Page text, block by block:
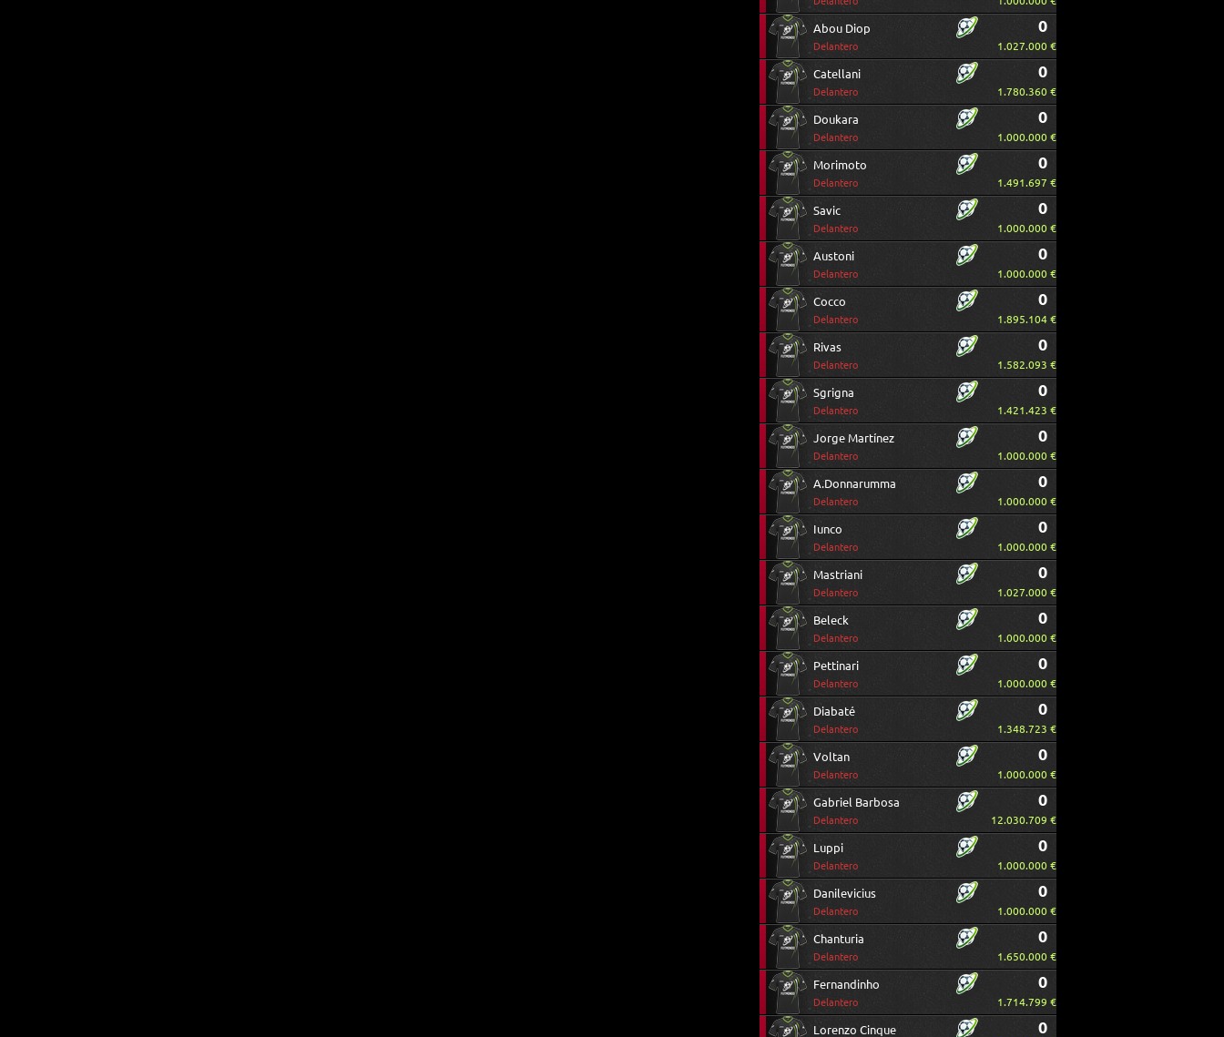
Abou Diop
Delantero
0
1.027.000 €
Catellani
Delantero
0
1.780.360 €
Doukara
Delantero
0
1.000.000 €
Morimoto
Delantero
0
1.491.697 €
Savic
Delantero
0
1.000.000 €
Austoni
Delantero
0
1.000.000 €
Cocco
Delantero
0
1.895.104 €
Rivas
Delantero
0
1.582.093 €
Sgrigna
Delantero
0
1.421.423 €
Jorge Martínez
Delantero
0
1.000.000 €
A.Donnarumma
Delantero
0
1.000.000 €
Iunco
Delantero
0
1.000.000 €
Mastriani
Delantero
0
1.027.000 €
Beleck
Delantero
0
1.000.000 €
Pettinari
Delantero
0
1.000.000 €
Diabaté
Delantero
0
1.348.723 €
Voltan
Delantero
0
1.000.000 €
Gabriel Barbosa
Delantero
0
12.030.709 €
Luppi
Delantero
0
1.000.000 €
Danilevicius
Delantero
0
1.000.000 €
Chanturia
Delantero
0
1.650.000 €
Fernandinho
Delantero
0
1.714.799 €
Lorenzo Cinque 0